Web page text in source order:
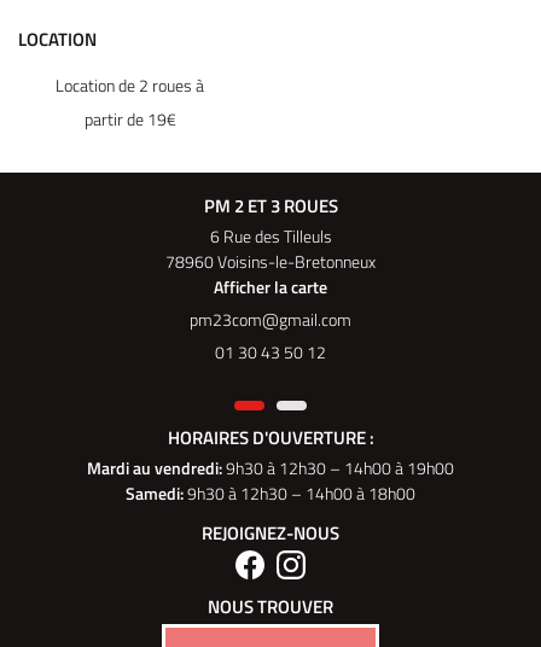
LOCATION
Location de 2 roues à
partir de 19€
PM 2 ET 3 ROUES
6 Rue des Tilleuls
78960 Voisins-le-Bretonneux
Afficher la carte
01 30 43 50 12
HORAIRES D'OUVERTURE :
Mardi au vendredi:9h30 à 12h30 – 14h00 à 19h00
Samedi:9h30 à 12h30 – 14h00 à 18h00
REJOIGNEZ-NOUS
NOUS TROUVER